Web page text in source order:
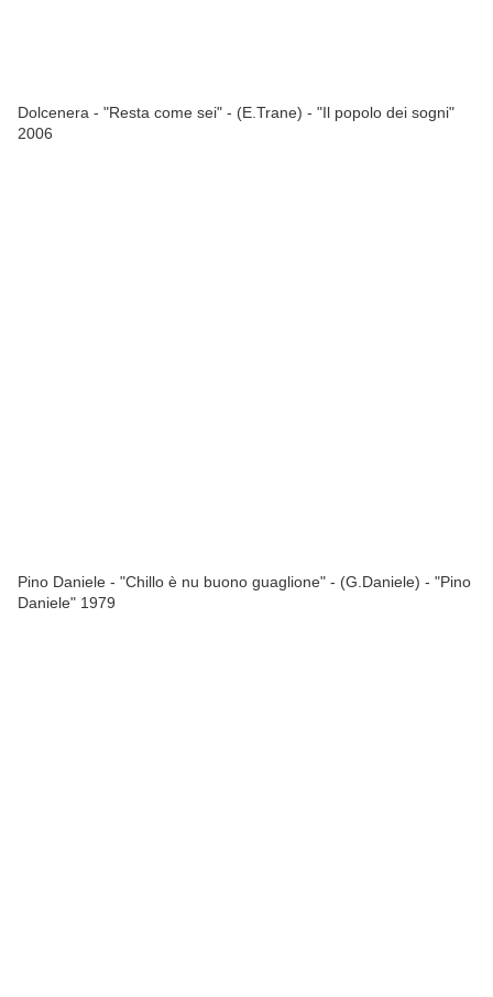
Dolcenera - "Resta come sei" - (E.Trane) - "Il popolo dei sogni"
2006
Pino Daniele - "Chillo è nu buono guaglione" - (G.Daniele) - "Pino
Daniele" 1979